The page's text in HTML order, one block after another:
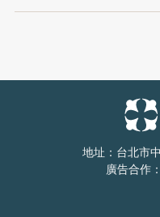
地址：台北市
廣告合作：